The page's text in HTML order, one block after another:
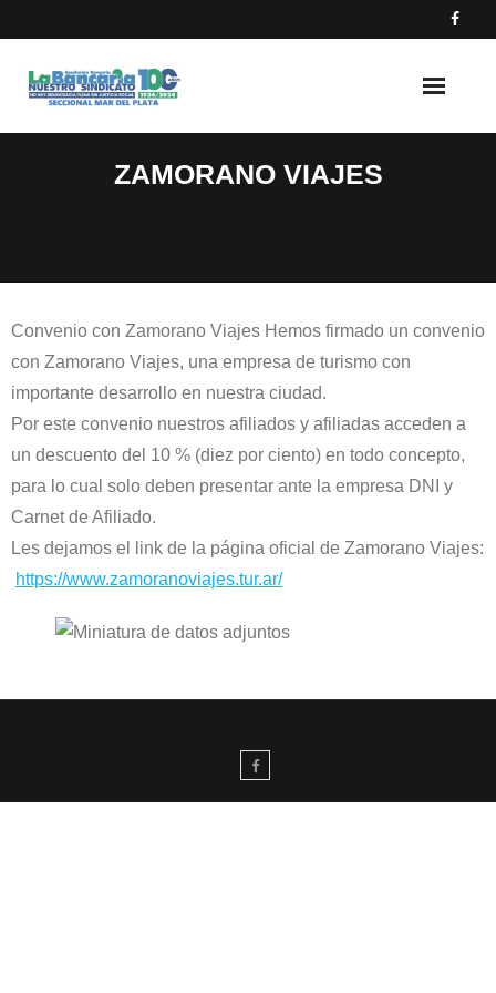
to
content
ZAMORANO VIAJES
Convenio con Zamorano Viajes Hemos firmado un convenio
con Zamorano Viajes, una empresa de turismo con
importante desarrollo en nuestra ciudad.
Por este convenio nuestros afiliados y afiliadas acceden a
un descuento del 10 % (diez por ciento) en todo concepto,
para lo cual solo deben presentar ante la empresa DNI y
Carnet de Afiliado.
Les dejamos el link de la página oficial de Zamorano Viajes:
https://www.zamoranoviajes.tur.ar/